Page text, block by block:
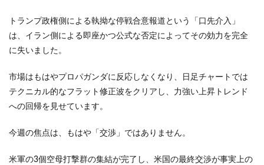
トランプ政権側による執拗な停戦合意報道という「口先介入」
は、イラン側による即座かつ公式な否定によってその効力を完全
に失いました。
市場はもはやプロパガンダに反応しなくなり、日足チャートでは
テクニカル的なフラット修正波をクリアし、力強い上昇トレンド
への回帰を見せています。
今週の焦点は、もはや「交渉」ではありません。
米軍の3個空母打撃群の集結が完了し、米国の最終交渉が事実上の